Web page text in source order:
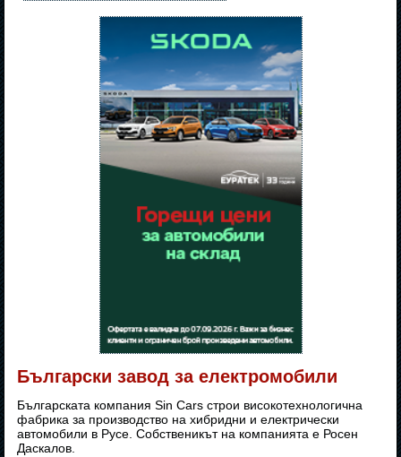
Български завод за електромобили
Българската компания Sin Cars строи високотехнологична
фабрика за производство на хибридни и електрически
автомобили в Русе. Собственикът на компанията е Росен
Даскалов.